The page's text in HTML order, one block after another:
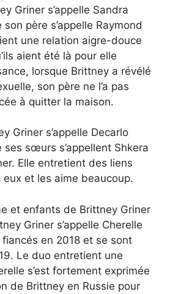
Griner s’appelle Sandra
père s’appelle Raymond
une relation aigre-douce
aient été là pour elle
lorsque Brittney a révélé
son père ne l’a pas
à quitter la maison.
Griner s’appelle Decarlo
ses sœurs s’appellent Shkera
Elle entretient des liens
et les aime beaucoup.
et enfants de Brittney Griner
Griner s’appelle Cherelle
en 2018 et se sont
Le duo entretient une
s’est fortement exprimée
de Brittney en Russie pour